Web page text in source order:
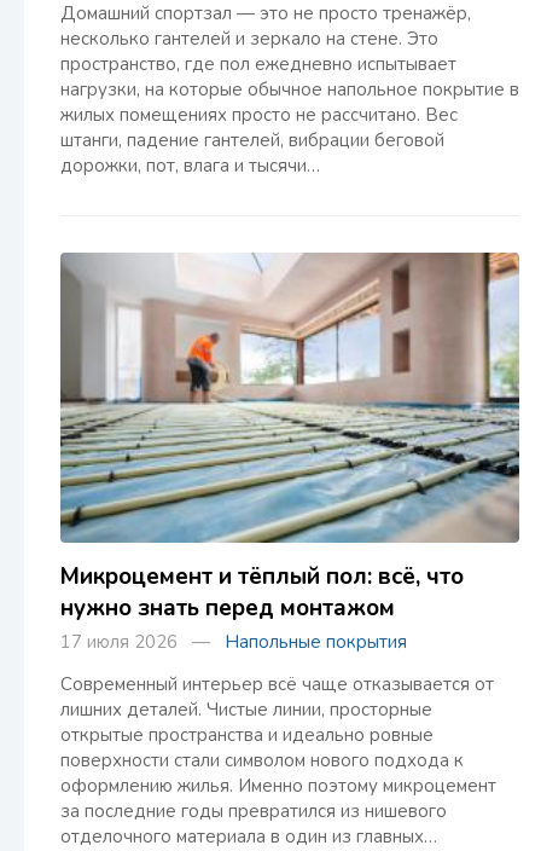
Домашний спортзал — это не просто тренажёр,
несколько гантелей и зеркало на стене. Это
пространство, где пол ежедневно испытывает
нагрузки, на которые обычное напольное покрытие в
жилых помещениях просто не рассчитано. Вес
штанги, падение гантелей, вибрации беговой
дорожки, пот, влага и тысячи…
Микроцемент и тёплый пол: всё, что
нужно знать перед монтажом
17 июля 2026 — Напольные покрытия
Современный интерьер всё чаще отказывается от
лишних деталей. Чистые линии, просторные
открытые пространства и идеально ровные
поверхности стали символом нового подхода к
оформлению жилья. Именно поэтому микроцемент
за последние годы превратился из нишевого
отделочного материала в один из главных…